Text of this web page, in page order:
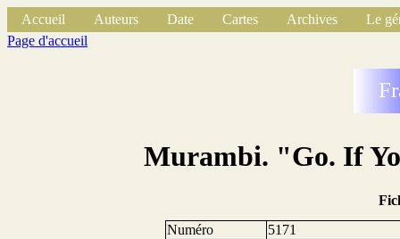
Accueil Auteurs Date Cartes Archives
Le
Page d'accueil
Murambi. "Go. If
Numéro
5171